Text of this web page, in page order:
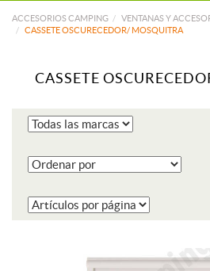
ACCESORIOS CAMPING
VENTANAS Y
CASSETE OSCURECEDOR/ MOSQUITRA
CASSETE